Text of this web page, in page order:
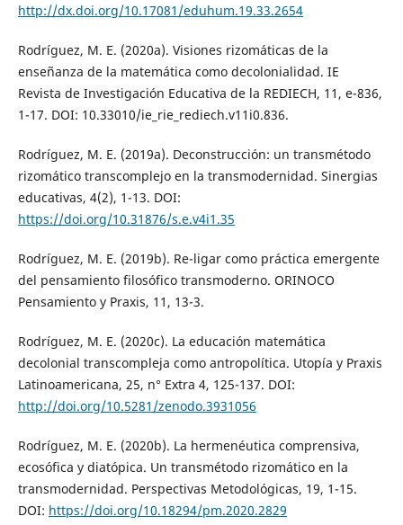
http://dx.doi.org/10.17081/eduhum.19.33.2654
Rodríguez, M. E. (2020a). Visiones rizomáticas de la
enseñanza de la matemática como decolonialidad. IE
Revista de Investigación Educativa de la REDIECH, 11, e-836,
1-17. DOI: 10.33010/ie_rie_rediech.v11i0.836.
Rodríguez, M. E. (2019a). Deconstrucción: un transmétodo
rizomático transcomplejo en la transmodernidad. Sinergias
educativas, 4(2), 1-13. DOI:
https://doi.org/10.31876/s.e.v4i1.35
Rodríguez, M. E. (2019b). Re-ligar como práctica emergente
del pensamiento filosófico transmoderno. ORINOCO
Pensamiento y Praxis, 11, 13-3.
Rodríguez, M. E. (2020c). La educación matemática
decolonial transcompleja como antropolítica. Utopía y Praxis
Latinoamericana, 25, n° Extra 4, 125-137. DOI:
http://doi.org/10.5281/zenodo.3931056
Rodríguez, M. E. (2020b). La hermenéutica comprensiva,
ecosófica y diatópica. Un transmétodo rizomático en la
transmodernidad. Perspectivas Metodológicas, 19, 1-15.
DOI: https://doi.org/10.18294/pm.2020.2829